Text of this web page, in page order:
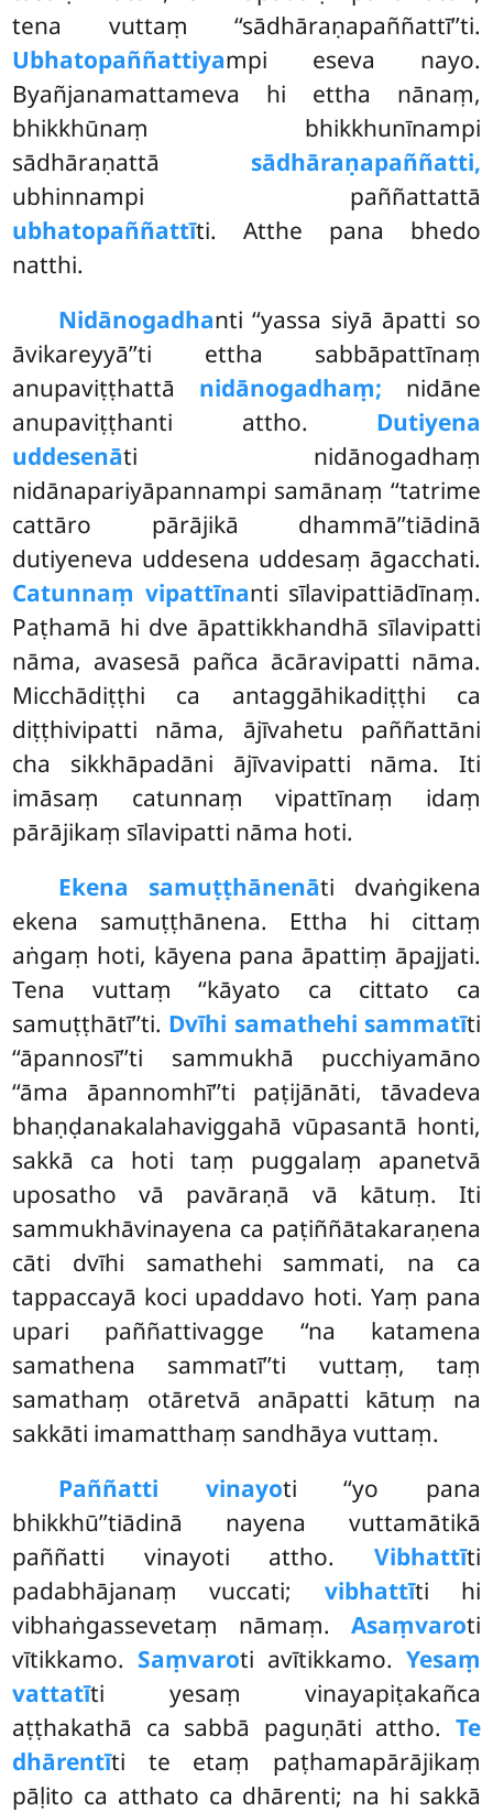
tena vuttaṃ ‘‘sādhāraṇapaññattī’’ti.
Ubhatopaññattiyampi eseva nayo.
Byañjanamattameva hi ettha nānaṃ,
bhikkhūnaṃ bhikkhunīnampi
sādhāraṇattā sādhāraṇapaññatti,
ubhinnampi paññattattā
ubhatopaññattīti. Atthe pana bhedo
natthi.
Nidānogadhanti ‘‘yassa siyā āpatti so
āvikareyyā’’ti ettha sabbāpattīnaṃ
anupaviṭṭhattā nidānogadhaṃ; nidāne
anupaviṭṭhanti attho. Dutiyena
uddesenāti nidānogadhaṃ
nidānapariyāpannampi samānaṃ ‘‘tatrime
cattāro pārājikā dhammā’’tiādinā
dutiyeneva uddesena uddesaṃ āgacchati.
Catunnaṃ vipattīnanti sīlavipattiādīnaṃ.
Paṭhamā hi dve āpattikkhandhā sīlavipatti
nāma, avasesā pañca ācāravipatti nāma.
Micchādiṭṭhi ca antaggāhikadiṭṭhi ca
diṭṭhivipatti nāma, ājīvahetu paññattāni
cha sikkhāpadāni ājīvavipatti nāma. Iti
imāsaṃ catunnaṃ vipattīnaṃ idaṃ
pārājikaṃ sīlavipatti nāma hoti.
Ekena samuṭṭhānenāti dvaṅgikena
ekena samuṭṭhānena. Ettha hi cittaṃ
aṅgaṃ hoti, kāyena pana āpattiṃ āpajjati.
Tena vuttaṃ ‘‘kāyato ca cittato ca
samuṭṭhātī’’ti. Dvīhi samathehi sammatīti
‘‘āpannosī’’ti sammukhā pucchiyamāno
‘‘āma āpannomhī’’ti paṭijānāti, tāvadeva
bhaṇḍanakalahaviggahā vūpasantā honti,
sakkā ca hoti taṃ puggalaṃ apanetvā
uposatho vā pavāraṇā vā kātuṃ. Iti
sammukhāvinayena ca paṭiññātakaraṇena
cāti dvīhi samathehi sammati, na ca
tappaccayā koci upaddavo hoti. Yaṃ pana
upari paññattivagge ‘‘na katamena
samathena sammatī’’ti vuttaṃ, taṃ
samathaṃ otāretvā anāpatti kātuṃ na
sakkāti imamatthaṃ sandhāya vuttaṃ.
Paññatti vinayoti ‘‘yo pana
bhikkhū’’tiādinā nayena vuttamātikā
paññatti vinayoti attho. Vibhattīti
padabhājanaṃ vuccati; vibhattīti hi
vibhaṅgassevetaṃ nāmaṃ. Asaṃvaroti
vītikkamo. Saṃvaroti avītikkamo. Yesaṃ
vattatīti yesaṃ vinayapiṭakañca
aṭṭhakathā ca sabbā paguṇāti attho. Te
dhārentīti te etaṃ paṭhamapārājikaṃ
pāḷito ca atthato ca dhārenti; na hi sakkā